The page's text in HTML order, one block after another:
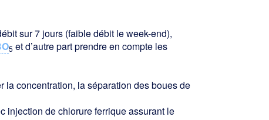
sur 7 jours (faible débit le week-end),
5 et d’autre part prendre en compte les
la concentration, la séparation des boues de
injection de chlorure ferrique assurant le